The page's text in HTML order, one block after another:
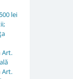
lei
Art.
Art.